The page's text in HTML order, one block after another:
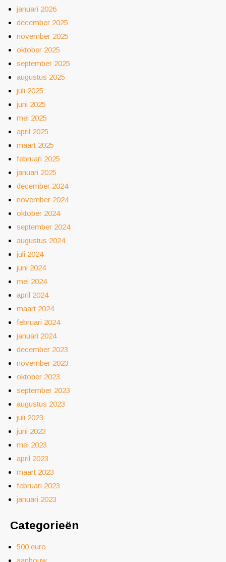
januari 2026
december 2025
november 2025
oktober 2025
september 2025
augustus 2025
juli 2025
juni 2025
mei 2025
april 2025
maart 2025
februari 2025
januari 2025
december 2024
november 2024
oktober 2024
september 2024
augustus 2024
juli 2024
juni 2024
mei 2024
april 2024
maart 2024
februari 2024
januari 2024
december 2023
november 2023
oktober 2023
september 2023
augustus 2023
juli 2023
juni 2023
mei 2023
april 2023
maart 2023
februari 2023
januari 2023
Categorieën
500 euro
aanbouw